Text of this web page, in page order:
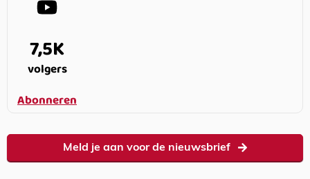
7,5K
volgers
Abonneren
Meld je aan voor de nieuwsbrief